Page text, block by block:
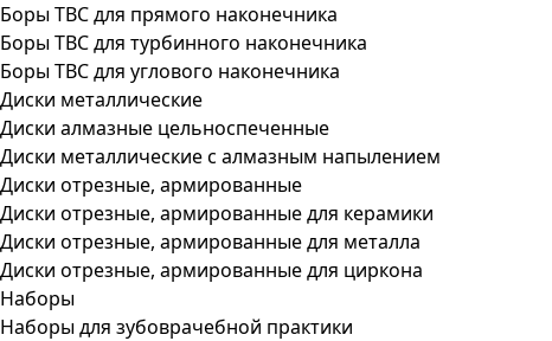
Боры ТВС для прямого наконечника
Боры ТВС для турбинного наконечника
Боры ТВС для углового наконечника
Диски металлические
Диски алмазные цельноспеченные
Диски металлические с алмазным напылением
Диски отрезные, армированные
Диски отрезные, армированные для керамики
Диски отрезные, армированные для металла
Диски отрезные, армированные для циркона
Наборы
Наборы для зубоврачебной практики